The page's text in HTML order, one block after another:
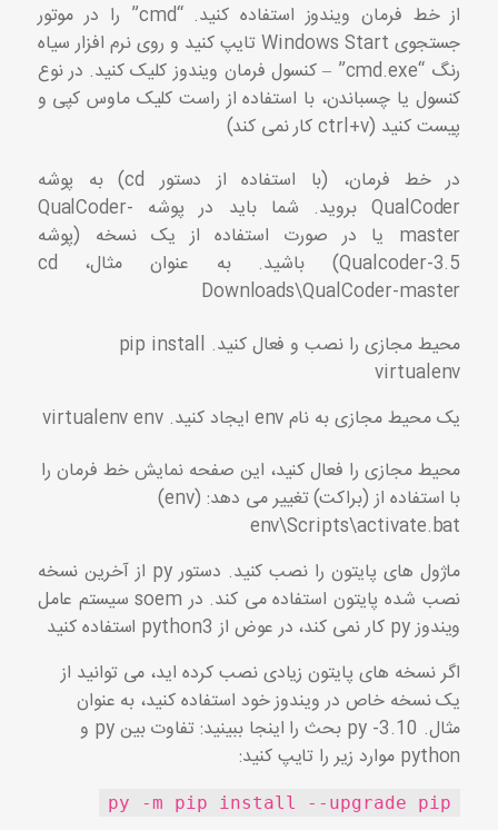
از خط فرمان ویندوز استفاده کنید. “cmd” را در موتور
جستجوی Windows Start تایپ کنید و روی نرم افزار سیاه
رنگ “cmd.exe” – کنسول فرمان ویندوز کلیک کنید. در نوع
کنسول یا چسباندن، با استفاده از راست کلیک ماوس کپی و
پیست کنید (ctrl+v کار نمی کند)
در خط فرمان، (با استفاده از دستور cd) به پوشه
QualCoder بروید. شما باید در پوشه QualCoder-
master یا در صورت استفاده از یک نسخه (پوشه
Qualcoder-3.5) باشید. به عنوان مثال، cd
Downloads\QualCoder-master
محیط مجازی را نصب و فعال کنید. pip install
virtualenv
یک محیط مجازی به نام env ایجاد کنید. virtualenv env
محیط مجازی را فعال کنید، این صفحه نمایش خط فرمان را
با استفاده از (براکت) تغییر می دهد: (env)
env\Scripts\activate.bat
ماژول های پایتون را نصب کنید. دستور py از آخرین نسخه
نصب شده پایتون استفاده می کند. در soem سیستم عامل
ویندوز py کار نمی کند، در عوض از python3 استفاده کنید
اگر نسخه های پایتون زیادی نصب کرده اید، می توانید از
یک نسخه خاص در ویندوز خود استفاده کنید، به عنوان
مثال. py -3.10 بحث را اینجا ببینید: تفاوت بین py و
python موارد زیر را تایپ کنید:
py -m pip install --upgrade pip